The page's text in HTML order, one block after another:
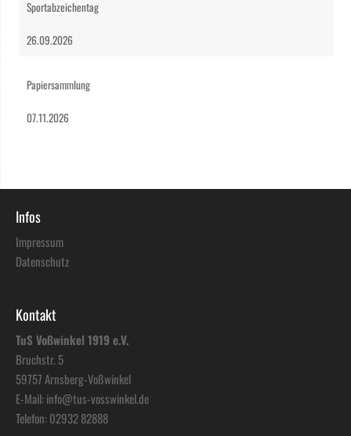
Sportabzeichentag
26.09.2026
Papiersammlung
07.11.2026
Infos
Impressum
Datenschutz
Kontakt
TuS Voßwinkel 1919 e.V.
Bruchstr. 5
59757 Arnsberg-Voßwinkel
E-Mail:info@tus-vosswinkel.de
Telefon:02932 82888